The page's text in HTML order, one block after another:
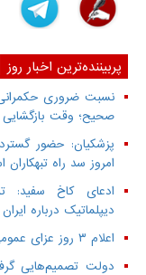
پربیننده‌ترین اخبار روز
نسبت ضروری
صحیح؛ وقت بازگشایی
پزشکیان: حضور
امروز سد راه
ادعای کاخ سفید:
دیپلماتیک درباره
اعلام ۳ روز عزای عمومی از سوی دولت
دولت تصمیم‌هایی